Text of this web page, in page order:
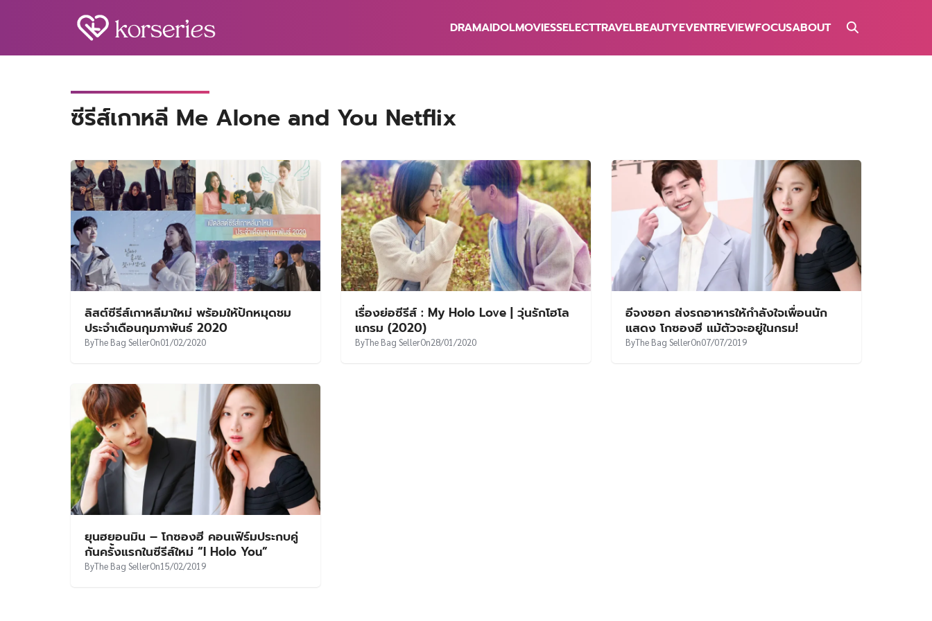
DRAMAIDOLMOVIESSELECTTRAVELBEAUTYEVENTREVIEWFOCUSABOUT
ซีรีส์เกาหลี Me Alone and You Netflix
ลิสต์ซีรีส์เกาหลีมาใหม่ พร้อมให้ปักหมุดชม
ประจำเดือนกุมภาพันธ์ 2020
ByThe Bag SellerOn01/02/2020
เรื่องย่อซีรีส์ : My Holo Love | วุ่นรักโฮโล
แกรม (2020)
ByThe Bag SellerOn28/01/2020
อีจงซอก ส่งรถอาหารให้กำลังใจเพื่อนนัก
แสดง โกซองฮี แม้ตัวจะอยู่ในกรม!
ByThe Bag SellerOn07/07/2019
ยุนฮยอนมิน – โกซองฮี คอนเฟิร์มประกบคู่
กันครั้งแรกในซีรีส์ใหม่ “I Holo You”
ByThe Bag SellerOn15/02/2019